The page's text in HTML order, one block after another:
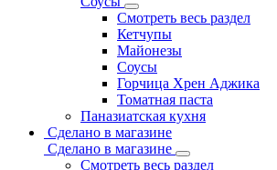
Смотреть весь раздел
Кетчупы
Майонезы
Соусы
Горчица Хрен Аджика
Томатная паста
Паназиатская кухня
Сделано в магазине
Сделано в магазине
Смотреть весь раздел